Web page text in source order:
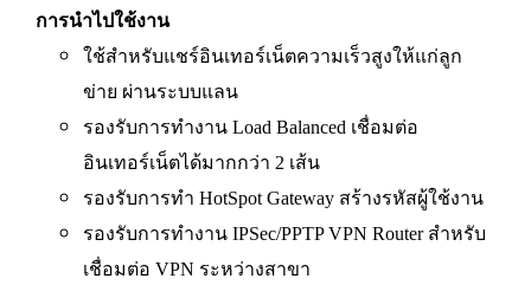
การนำไปใช้งาน
ใช้สำหรับแชร์อินเทอร์เน็ตความเร็วสูงให้แก่ลูก
ข่าย ผ่านระบบแลน
รองรับการทำงาน Load Balanced เชื่อมต่อ
อินเทอร์เน็ตได้มากกว่า 2 เส้น
รองรับการทำ HotSpot Gateway สร้างรหัสผู้ใช้งาน
รองรับการทำงาน IPSec/PPTP VPN Router สำหรับ
เชื่อมต่อ VPN ระหว่างสาขา